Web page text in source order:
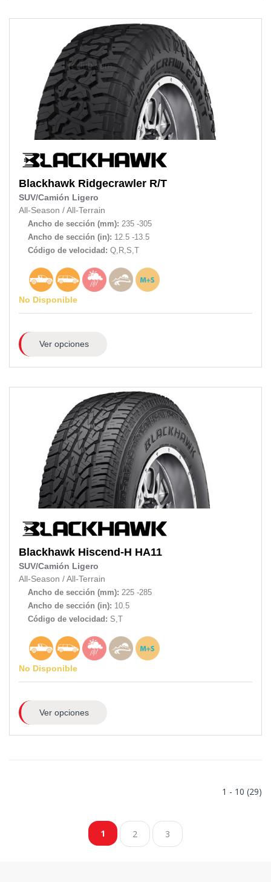
Blackhawk Ridgecrawler R/T
SUV/Camión Ligero
All-Season / All-Terrain
Ancho de sección (mm): 235 -305
Ancho de sección (in): 12.5 -13.5
Código de velocidad: Q,R,S,T
No Disponible
Ver opciones
Blackhawk Hiscend-H HA11
SUV/Camión Ligero
All-Season / All-Terrain
Ancho de sección (mm): 225 -285
Ancho de sección (in): 10.5
Código de velocidad: S,T
No Disponible
Ver opciones
1 - 10 (29)
1 2 3